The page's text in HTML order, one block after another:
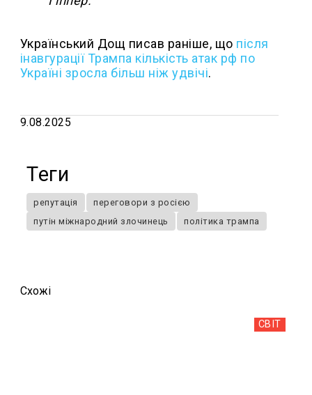
Український Дощ писав раніше, що після
інавгурації Трампа кількість атак рф по
Україні зросла більш ніж удвічі.
9.08.2025
Теги
репутація
переговори з росією
путін міжнародний злочинець
політика трампа
Схожi
СВІТ